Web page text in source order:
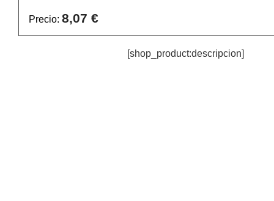
Precio: 8,07 €
[shop_product:descripcion]